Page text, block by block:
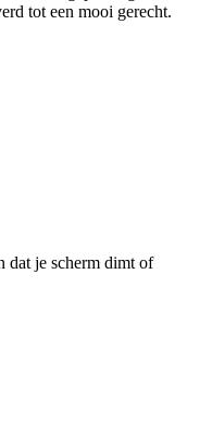
tot een mooi gerecht.
dat je scherm dimt of